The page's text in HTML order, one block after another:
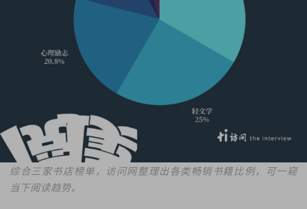
综合三家书店榜单，访问网整理出各类畅销书籍比例，可一窥
当下阅读趋势。